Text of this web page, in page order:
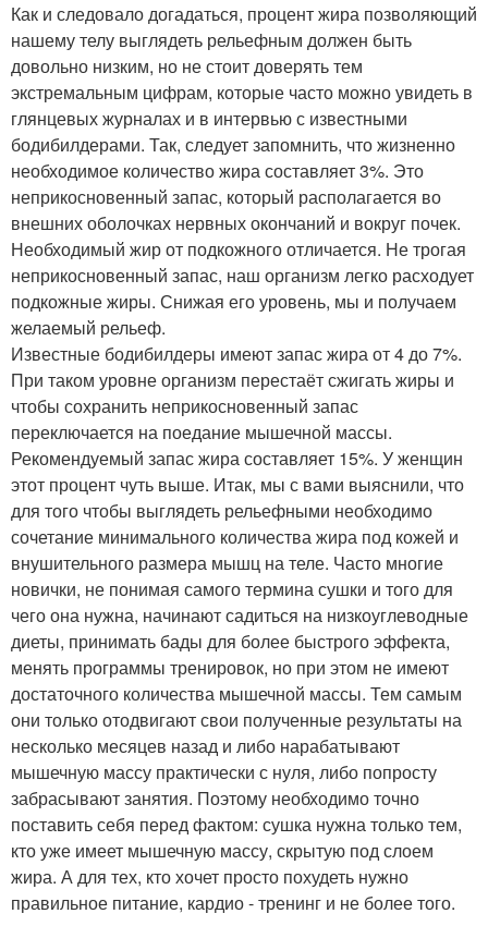
Как и следовало догадаться, процент жира позволяющий
нашему телу выглядеть рельефным должен быть
довольно низким, но не стоит доверять тем
экстремальным цифрам, которые часто можно увидеть в
глянцевых журналах и в интервью с известными
бодибилдерами. Так, следует запомнить, что жизненно
необходимое количество жира составляет 3%. Это
неприкосновенный запас, который располагается во
внешних оболочках нервных окончаний и вокруг почек.
Необходимый жир от подкожного отличается. Не трогая
неприкосновенный запас, наш организм легко расходует
подкожные жиры. Снижая его уровень, мы и получаем
желаемый рельеф.
Известные бодибилдеры имеют запас жира от 4 до 7%.
При таком уровне организм перестаёт сжигать жиры и
чтобы сохранить неприкосновенный запас
переключается на поедание мышечной массы.
Рекомендуемый запас жира составляет 15%. У женщин
этот процент чуть выше. Итак, мы с вами выяснили, что
для того чтобы выглядеть рельефными необходимо
сочетание минимального количества жира под кожей и
внушительного размера мышц на теле. Часто многие
новички, не понимая самого термина сушки и того для
чего она нужна, начинают садиться на низкоуглеводные
диеты, принимать бады для более быстрого эффекта,
менять программы тренировок, но при этом не имеют
достаточного количества мышечной массы. Тем самым
они только отодвигают свои полученные результаты на
несколько месяцев назад и либо нарабатывают
мышечную массу практически с нуля, либо попросту
забрасывают занятия. Поэтому необходимо точно
поставить себя перед фактом: сушка нужна только тем,
кто уже имеет мышечную массу, скрытую под слоем
жира. А для тех, кто хочет просто похудеть нужно
правильное питание, кардио - тренинг и не более того.